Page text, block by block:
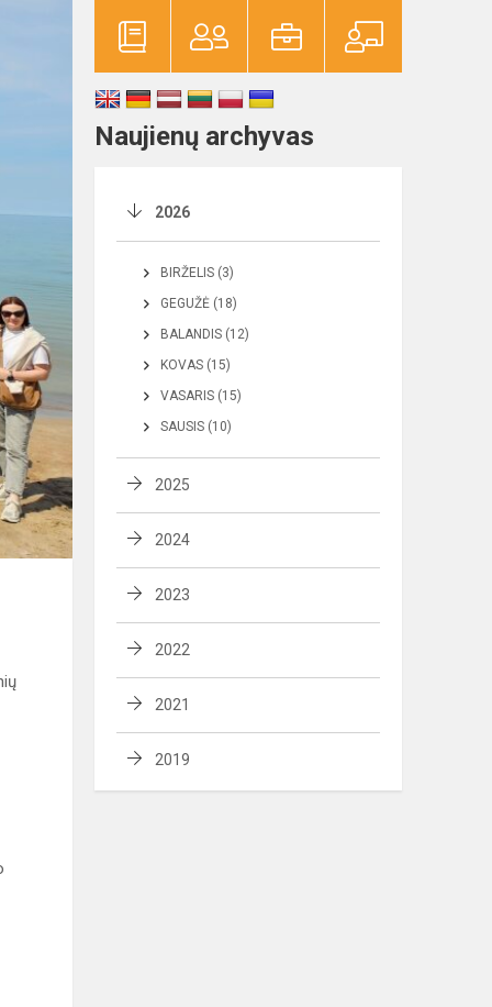
Naujienų archyvas
2026
BIRŽELIS (3)
GEGUŽĖ (18)
BALANDIS (12)
KOVAS (15)
VASARIS (15)
SAUSIS (10)
2025
2024
2023
2022
2021
2019